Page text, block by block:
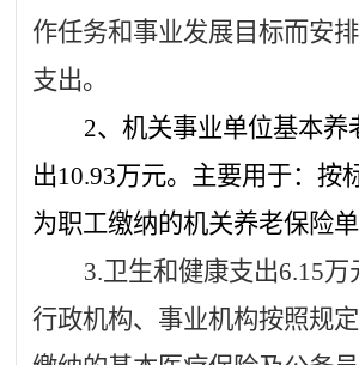
作任务和事业发展目标而安
支出。
2、机关事业单位基本养
出10.93万元。主要用于：按
为职工缴纳的机关养老保险
3.卫生和健康支出6.15万
行政机构、事业机构按照规